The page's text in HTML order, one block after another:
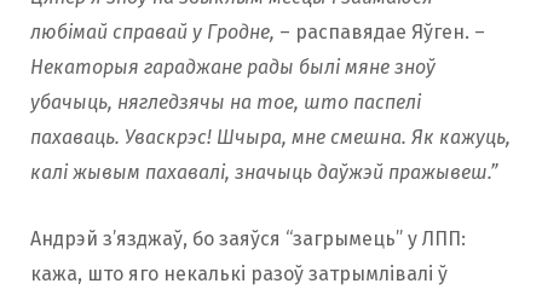
любімай справай у Гродне, – распавядае Яўген. –
Некаторыя гараджане рады былі мяне зноў
убачыць, нягледзячы на ​​тое, што паспелі
пахаваць. Уваскрэс! Шчыра, мне смешна. Як кажуць,
калі жывым пахавалі, значыць даўжэй пражывеш.”
Андрэй з’язджаў, бо заяўся “загрымець” у ЛПП:
кажа, што яго некалькі разоў затрымлівалі ў